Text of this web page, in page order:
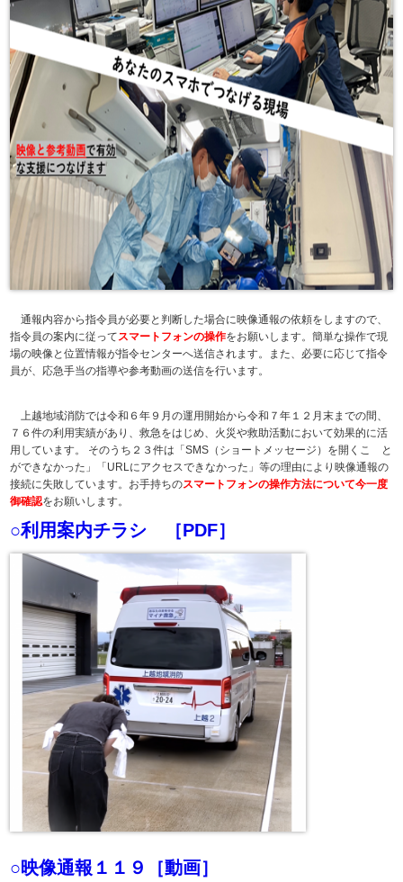
通報内容から指令員が必要と判断した場合に映像通報の依頼をしますので、
指令員の案内に従ってスマートフォンの操作をお願いします。簡単な操作で現
場の映像と位置情報が指令センターへ送信されます。また、必要に応じて指令
員が、応急手当の指導や参考動画の送信を行います。
上越地域消防では令和６年９月の運用開始から令和７年１２月末までの間、
７６件の利用実績があり、救急をはじめ、火災や救助活動において効果的に活
用しています。 そのうち２３件は「SMS（ショートメッセージ）を開くこ と
ができなかった」「URLにアクセスできなかった」等の理由により映像通報の
接続に失敗しています。お手持ちのスマートフォンの操作方法について今一度
御確認をお願いします。
○利用案内チラシ ［PDF］
○映像通報１１９［動画］